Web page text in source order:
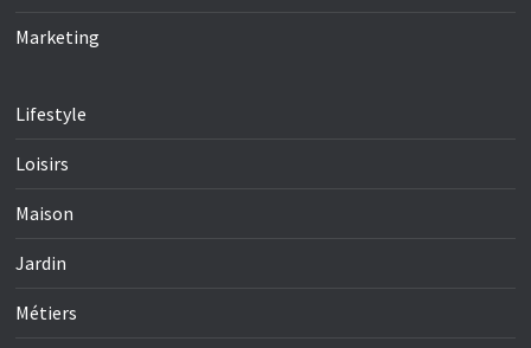
Marketing
Lifestyle
Loisirs
Maison
Jardin
Métiers